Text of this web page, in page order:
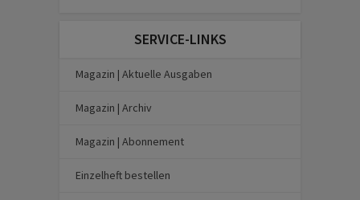
SERVICE-LINKS
Magazin | Aktuelle Ausgaben
Magazin | Archiv
Magazin | Abonnement
Einzelheft bestellen